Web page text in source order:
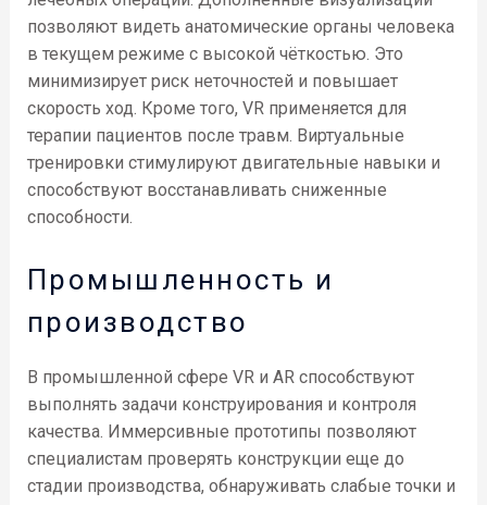
позволяют видеть анатомические органы человека
в текущем режиме с высокой чёткостью. Это
минимизирует риск неточностей и повышает
скорость ход. Кроме того, VR применяется для
терапии пациентов после травм. Виртуальные
тренировки стимулируют двигательные навыки и
способствуют восстанавливать сниженные
способности.
Промышленность и
производство
В промышленной сфере VR и AR способствуют
выполнять задачи конструирования и контроля
качества. Иммерсивные прототипы позволяют
специалистам проверять конструкции еще до
стадии производства, обнаруживать слабые точки и